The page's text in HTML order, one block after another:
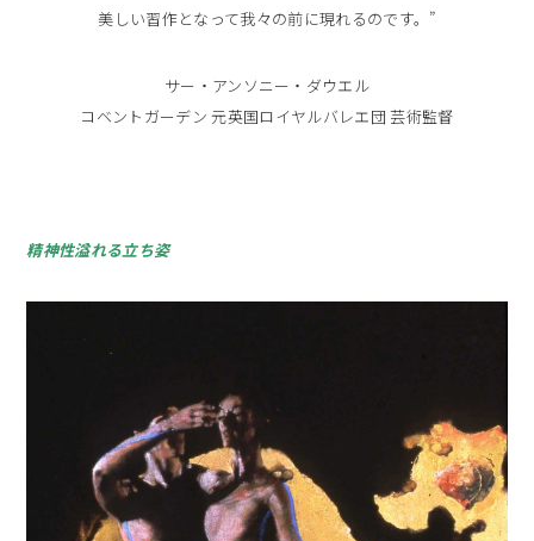
美しい習作となって我々の前に現れるのです。”
サー・アンソニー・ダウエル
コベントガーデン 元英国ロイヤルバレエ団 芸術監督
精神性溢れる立ち姿